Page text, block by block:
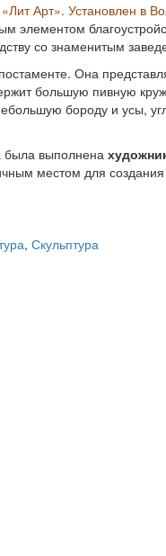
Арт». Установлен в
элементом
со знаменитым
Она
большую пивную
бороду и усы,
была выполнена
местом для
, Скульптура